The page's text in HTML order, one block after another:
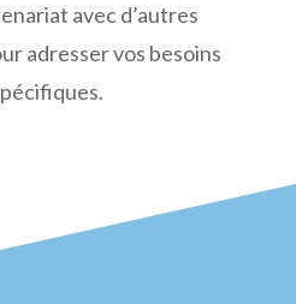
avec d’autres
adresser vos besoins